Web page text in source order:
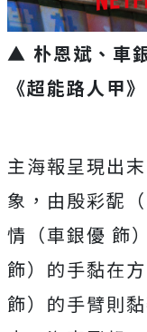
▲ 朴恩斌、車
《超能路人甲
主海報呈現出
象，由殷彩馜
情（車銀優 飾
飾）的手黏在
飾）的手臂則